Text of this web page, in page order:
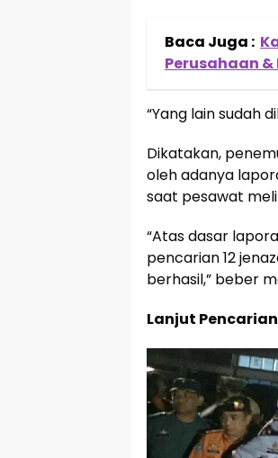
Baca Juga :
Perusahaan
“Yang lain sudah
Dikatakan,
oleh adanya
saat pesawat
“Atas dasar
pencarian 12
berhasil,” beber
Lanjut